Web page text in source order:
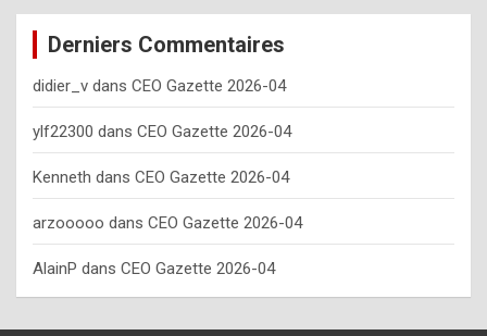
e
y
o
u
s
h
o
Derniers Commentaires
didier_v dans CEO Gazette 2026-04
ylf22300 dans CEO Gazette 2026-04
Kenneth dans CEO Gazette 2026-04
arzooooo dans CEO Gazette 2026-04
AlainP dans CEO Gazette 2026-04